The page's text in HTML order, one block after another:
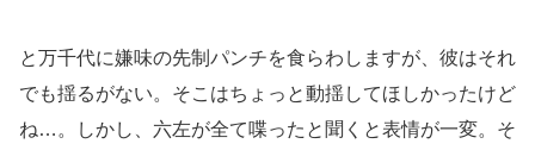
と万千代に嫌味の先制パンチを食らわしますが、彼はそれ
でも揺るがない。そこはちょっと動揺してほしかったけど
ね…。しかし、六左が全て喋ったと聞くと表情が一変。そ